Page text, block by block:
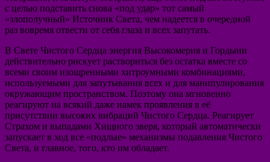
с целью подставить снова «под удар» тот самый
«злополучный» Источник Света, чем надеется в очередной
раз вовремя отвести от себя глаза и всех запутать.
В Свете Чистого Сердца энергия Высокомерия и Гордыни
действительно рискует раствориться без остатка вместе со
всеми своим изощренными хитроумными комбинациями,
используемыми для запутывания всех и для манипулирования
окружающим пространством. Поэтому она мгновенно
реагируют на всякий даже намек проявления в её
присутствии высоких вибраций Чистого Сердца. Реагирует
Страхом и выпадами Хищного зверя, который автоматически
запускает в ход все «подлые» механизмы подавления Чистого
Света, и главное, того, кто им обладает.